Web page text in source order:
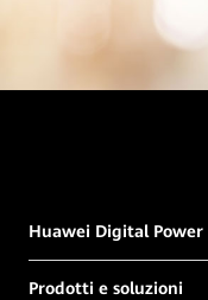
Huawei Digital Power
Prodotti e soluzioni